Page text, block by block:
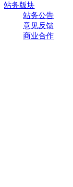
站务版块
站务公告
意见反馈
商业合作